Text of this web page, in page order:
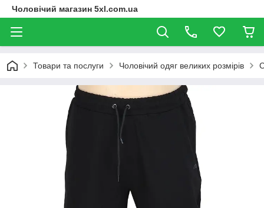
Чоловічий магазин 5xl.com.ua
Товари та послуги Чоловічий одяг великих розмірів